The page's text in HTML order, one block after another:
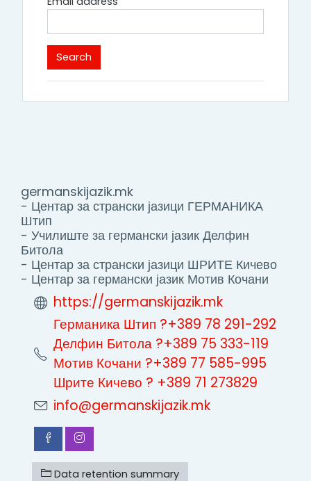
germanskijazik.mk
- Центар за странски јазици ГЕРМАНИКА
Штип
- Училиште за германски јазик Делфин
Битола
- Центар за странски јазици ШРИТЕ Кичево
- Центар за германски јазик Мотив Кочани
https://germanskijazik.mk
Германика Штип ?+389 78 291-292
Делфин Битола ?+389 75 333-119
Мотив Кочани ?+389 77 585-995
Шрите Кичево ? +389 71 273829
info@germanskijazik.mk
Data retention summary